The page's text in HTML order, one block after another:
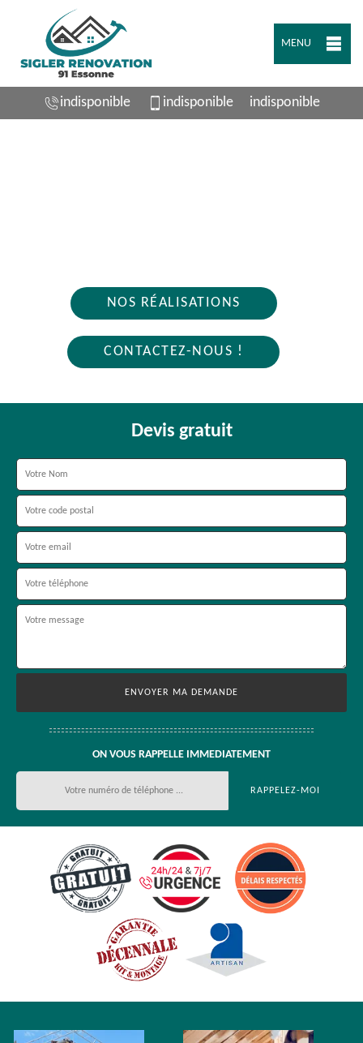
MENU
indisponible indisponible indisponible
NOS RÉALISATIONS
CONTACTEZ-NOUS !
Devis gratuit
ON VOUS RAPPELLE IMMEDIATEMENT